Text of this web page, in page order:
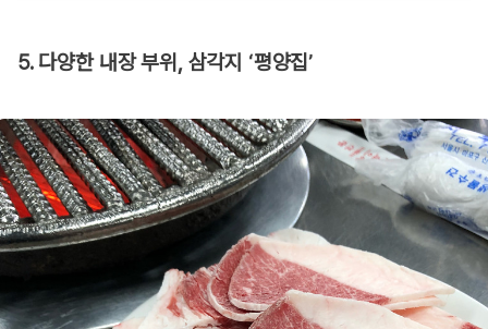
5. 다양한 내장 부위, 삼각지 ‘평양집’